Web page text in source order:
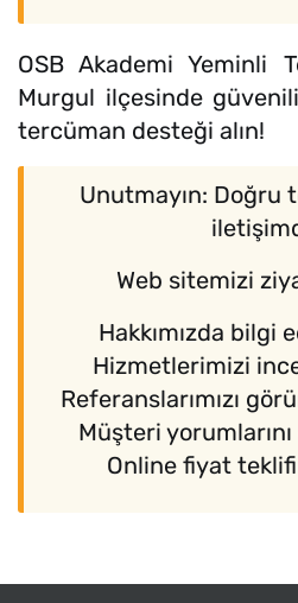
OSB Akademi Yeminli
Murgul ilçesinde
tercüman desteği alın!
Unutmayın: Doğru
Web sitemizi
Hakkımızda bilgi
Hizmetlerimizi
Referanslarımızı
Müşteri
Online fiyat